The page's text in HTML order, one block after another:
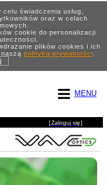
świadczenia usług,
oraz w celach
cookie do personalizacji
plików cookies i ich
polityką prywatności.
MENU
[Zaloguj się]